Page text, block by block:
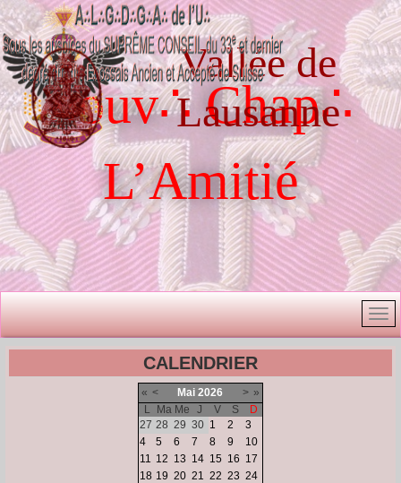
Souv∴ Chap∴
L’Amitié
Vallée de
Lausanne
CALENDRIER
« < Mai 2026 > »
L
Ma Me J V S
D
27 28 29 30 1 2
3
4
5 6 7 8 9
10
11 12 13 14 15 16 17
18 19 20 21 22 23 24